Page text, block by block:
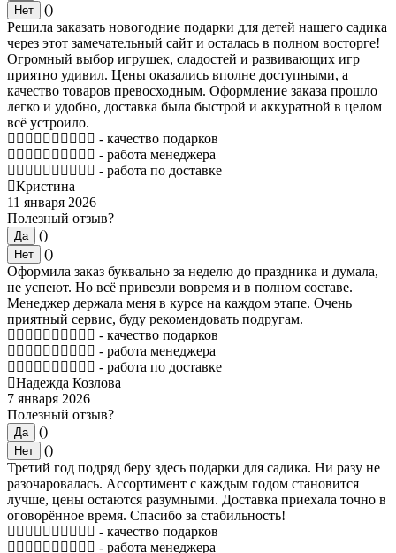
Нет
()
Решила заказать новогодние подарки для детей нашего садика
через этот замечательный сайт и осталась в полном восторге!
Огромный выбор игрушек, сладостей и развивающих игр
приятно удивил. Цены оказались вполне доступными, а
качество товаров превосходным. Оформление заказа прошло
легко и удобно, доставка была быстрой и аккуратной в целом
всё устроило.
- качество подарков
- работа менеджера
- работа по доставке
Кристина
11 января 2026
Полезный отзыв?
Да ()
Нет
()
Оформила заказ буквально за неделю до праздника и думала,
не успеют. Но всё привезли вовремя и в полном составе.
Менеджер держала меня в курсе на каждом этапе. Очень
приятный сервис, буду рекомендовать подругам.
- качество подарков
- работа менеджера
- работа по доставке
Надежда Козлова
7 января 2026
Полезный отзыв?
Да ()
Нет
()
Третий год подряд беру здесь подарки для садика. Ни разу не
разочаровалась. Ассортимент с каждым годом становится
лучше, цены остаются разумными. Доставка приехала точно в
оговорённое время. Спасибо за стабильность!
- качество подарков
- работа менеджера